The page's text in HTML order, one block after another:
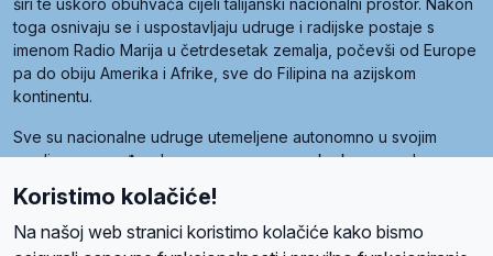
toga osnivaju se i uspostavljaju udruge i radijske postaje s
imenom Radio Marija u četrdesetak zemalja, počevši od Europe
pa do obiju Amerika i Afrike, sve do Filipina na azijskom
kontinentu.
Sve su nacionalne udruge utemeljene autonomno u svojim
zemljama, a međusobna su povezane preko krovne udruge
pod nazivom Svjetska obitelj Radio Marije (World Family of
Radio Maria). Svjetsku obitelj utemeljilo je sedam članica, među
kojima je i hrvatska Udruga Radio Marija.
Koristimo kolačiće!
Na našoj web stranici koristimo kolačiće kako bismo